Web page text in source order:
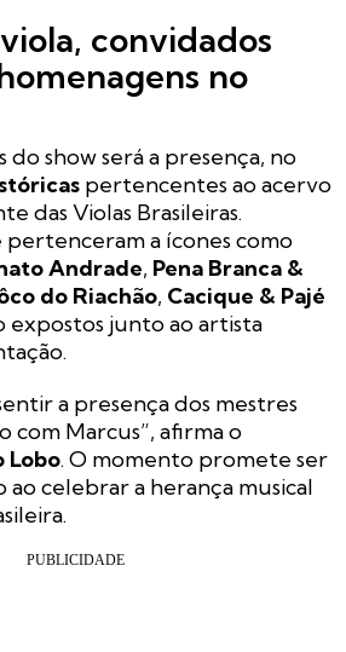
convidados
no
do show será a presença, no
pertencentes ao acervo
das Violas Brasileiras.
a ícones como
Andrade, Pena Branca &
do Riachão, Cacique & Pajé
expostos junto ao artista
a presença dos mestres
com Marcus”, afirma o
Lobo. O momento promete ser
celebrar a herança musical